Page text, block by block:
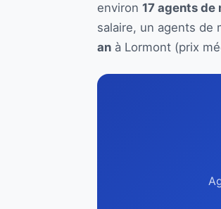
environ 17 agents
salaire, un agents de
an à Lormont (prix